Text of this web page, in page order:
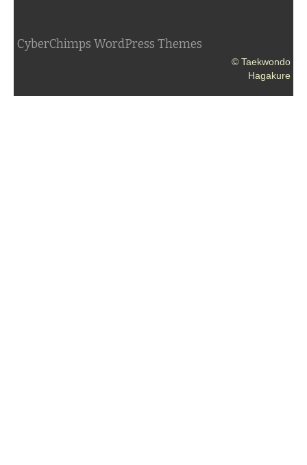
CyberChimps WordPress Themes
© Taekwondo
Hagakure